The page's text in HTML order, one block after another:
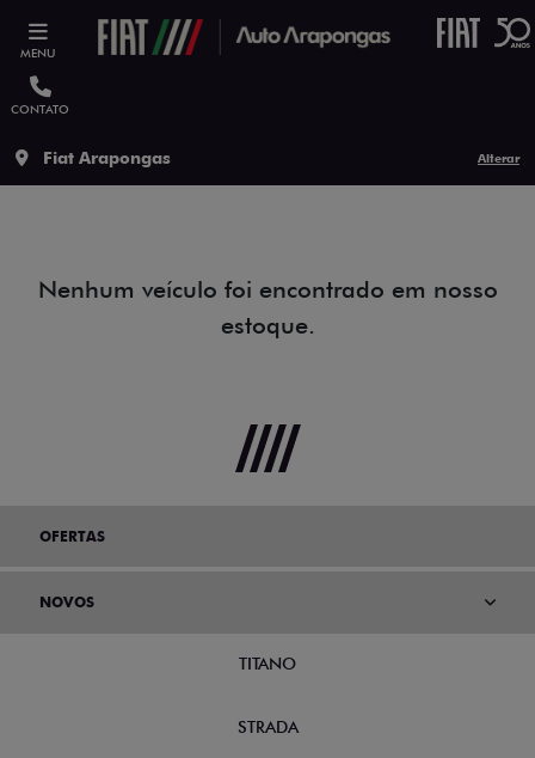
MENU
CONTATO
Fiat Arapongas Alterar
Nenhum veículo foi encontrado em nosso
estoque.
OFERTAS
NOVOS
TITANO
STRADA